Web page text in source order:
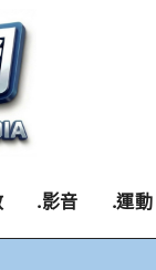
.影音 .運動